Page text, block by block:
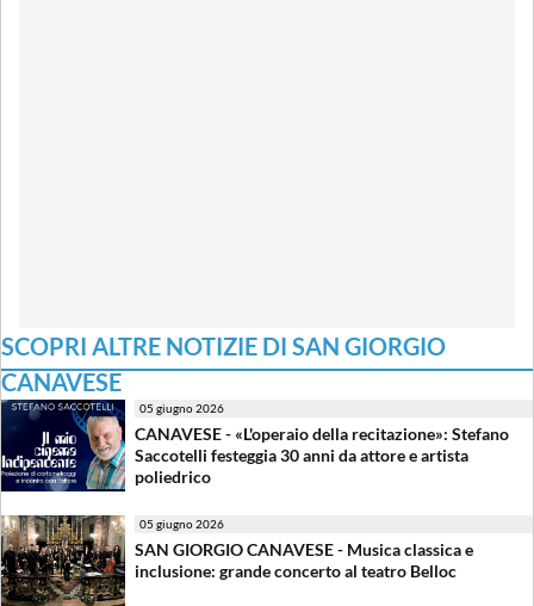
SCOPRI ALTRE NOTIZIE DI SAN GIORGIO
CANAVESE
05 giugno 2026
CANAVESE - «L'operaio della recitazione»: Stefano
Saccotelli festeggia 30 anni da attore e artista
poliedrico
05 giugno 2026
SAN GIORGIO CANAVESE - Musica classica e
inclusione: grande concerto al teatro Belloc